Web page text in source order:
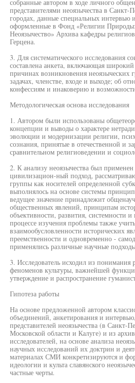
собранные автором в ходе личного
представителями неоязычества в Санкт-
городах, данные специальных интервью
оформленные в Фонд «Религии
Неоязычество» Архива кафедры
Герцена.
3. Для систематического исследования
составлена анкета, включающая
причинах возникновения неоязыческих
задачах, членстве, входе и выходе; об
конфессиям и инаковерию и
Методологическая основа исследования
1. Автором были использованы
концепции и выводы о характере
эволюции и модернизации религии,
сознания, принятые в отечественной и
сравнительном религиоведении и
2. К анализу неоязычества был
цивилизацион-ный подход,
группы как носителей определенной
выполнялось на основе системы
ведущее значение принадлежит
общественных явлений, принципам
объективности, развития, системности
процессе изучения проблемы также
взаимообусловленности исторических
преемственности и одновременно -
применялись различные научные
3. Исследователь исходил из понимания
феноменов культуры, важнейшей
утверждение и распространение
Гипотеза работы
На основе предложенной автором
объединений, анкетирования и
представителей неоязычества (в Санкт-
Московской области и Калуге) и из
исследователей, на основе анализа
научных исследований их доктрин и
материалах СМИ конкретизируются и
идеологии и культа славянского
частные черты.